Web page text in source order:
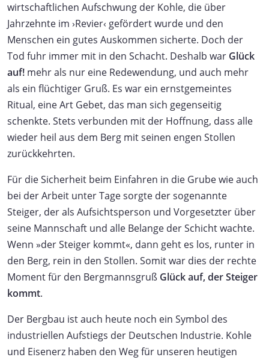
wirtschaftlichen Aufschwung der Kohle, die über
Jahrzehnte im ›Revier‹ gefördert wurde und den
Menschen ein gutes Auskommen sicherte. Doch der
Tod fuhr immer mit in den Schacht. Deshalb war Glück
auf! mehr als nur eine Redewendung, und auch mehr
als ein flüchtiger Gruß. Es war ein ernstgemeintes
Ritual, eine Art Gebet, das man sich gegenseitig
schenkte. Stets verbunden mit der Hoffnung, dass alle
wieder heil aus dem Berg mit seinen engen Stollen
zurückkehrten.
Für die Sicherheit beim Einfahren in die Grube wie auch
bei der Arbeit unter Tage sorgte der sogenannte
Steiger, der als Aufsichtsperson und Vorgesetzter über
seine Mannschaft und alle Belange der Schicht wachte.
Wenn »der Steiger kommt«, dann geht es los, runter in
den Berg, rein in den Stollen. Somit war dies der rechte
Moment für den Bergmannsgruß Glück auf, der Steiger
kommt.
Der Bergbau ist auch heute noch ein Symbol des
industriellen Aufstiegs der Deutschen Industrie. Kohle
und Eisenerz haben den Weg für unseren heutigen